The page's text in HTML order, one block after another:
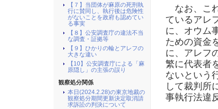
なお、こ
ているアレ
に、オウム
ための資金
に、アレフ
繁に代表者
ないという
して裁判所
事執行法違
【７】当団体が麻原の死刑執
行に賛同し、執行後は危険性
がないことを政府も認めてい
る事実
【８】公安調査庁の違法不当
な調査・証拠等
【９】ひかりの輪とアレフの
大きな違い
【10】公安調査庁による「麻
原隠し」の主張の誤り
観察処分関係
本日(2024.2.28)の東京地裁の
観察処分期間更新決定取消請
求訴訟の判決について